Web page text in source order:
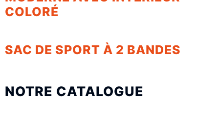
COLORÉ
SAC DE SPORT À 2 BANDES
NOTRE CATALOGUE